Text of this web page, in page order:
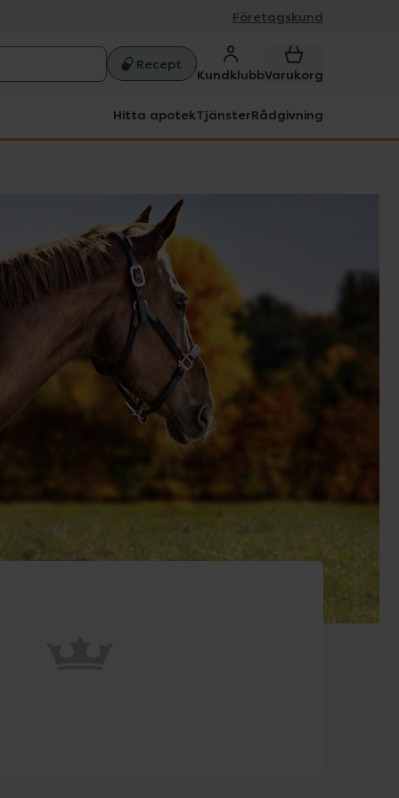
Företagskund
Recept
KundklubbVarukorg
Hitta apotekTjänsterRådgivning